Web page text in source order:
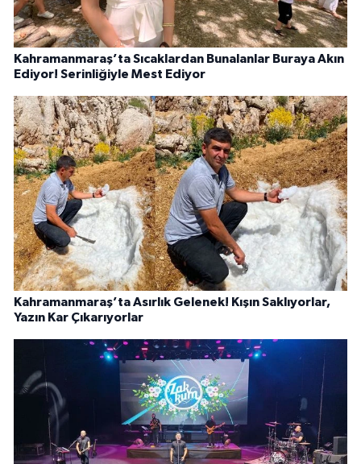
Kahramanmaraş’ta Sıcaklardan Bunalanlar Buraya Akın
Ediyor! Serinliğiyle Mest Ediyor
Kahramanmaraş’ta Asırlık Gelenek! Kışın Saklıyorlar,
Yazın Kar Çıkarıyorlar